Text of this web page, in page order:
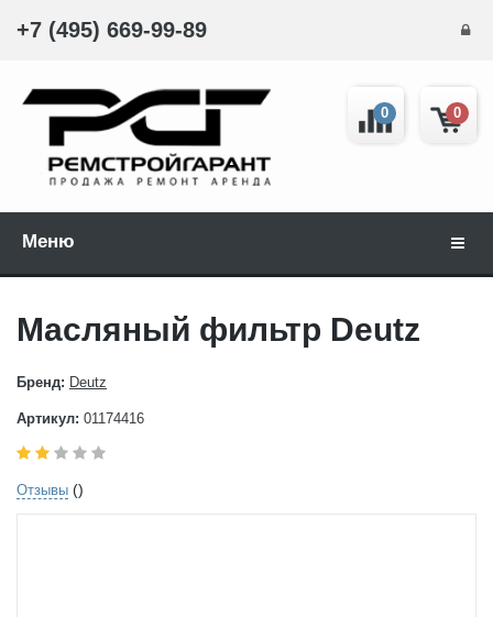
+7 (495) 669-99-89
0
0
Меню
Масляный фильтр Deutz
Бренд: Deutz
Артикул: 01174416
Отзывы ()